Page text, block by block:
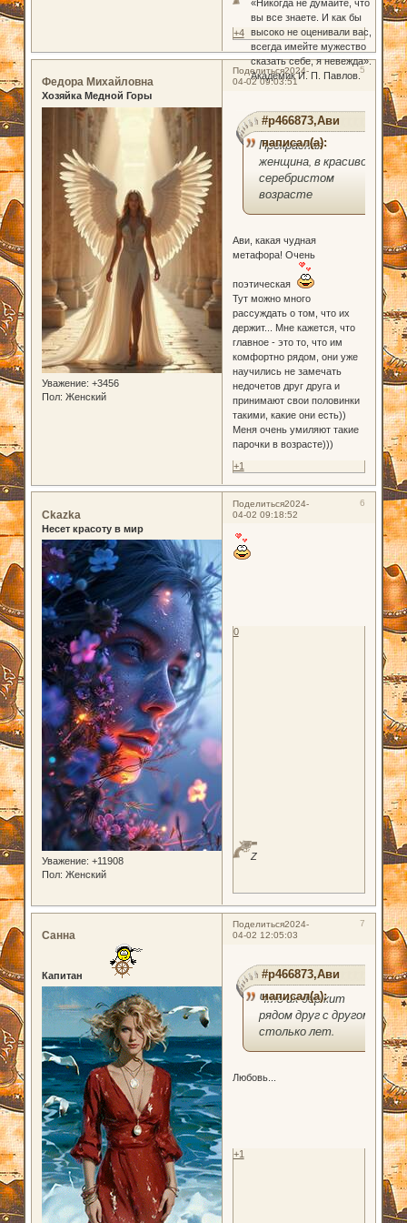
«Никогда не думайте, что
вы все знаете. И как бы
высоко не оценивали вас,
всегда имейте мужество
сказать себе, я невежда».
Академик И. П. Павлов.
+4
Поделиться 5
2024-
04-02 09:03:51
Федора Михайловна
Хозяйка Медной Горы
Уважение: +3456
Пол: Женский
#p466873,Ави
написал(а):
Прекрасная
женщина, в красиво-
серебристом
возрасте
Ави, какая чудная
метафора! Очень
поэтическая
Тут можно много
рассуждать о том, что их
держит... Мне кажется, что
главное - это то, что им
комфортно рядом, они уже
научились не замечать
недочетов друг друга и
принимают свои половинки
такими, какие они есть))
Меня очень умиляют такие
парочки в возрасте)))
+1
Поделиться 6
2024-
04-02 09:18:52
Ckazka
Несет красоту в мир
Уважение: +11908
Пол: Женский
Z
0
Поделиться 7
2024-
04-02 12:05:03
Санна
Капитан
#p466873,Ави
написал(а):
Что их держит
рядом друг с другом
столько лет.
Любовь...
+1